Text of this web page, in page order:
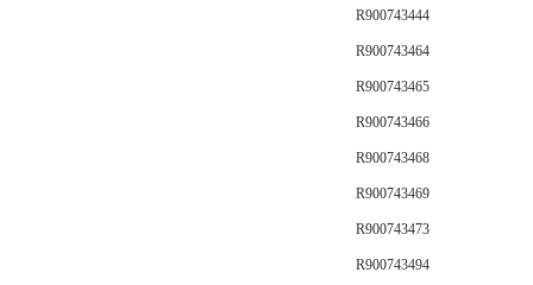
R900743444
R900743464
R900743465
R900743466
R900743468
R900743469
R900743473
R900743494